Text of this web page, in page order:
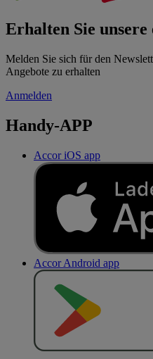
Erhalten Sie unsere
Melden Sie sich für den
Angebote zu erhalten
Anmelden
Handy-APP
Accor iOS app
Accor Android app